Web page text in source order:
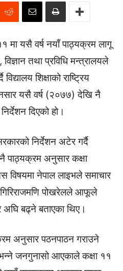
मा यसै वर्ष नयाँ पाठ्यक्रम लागू
विज्ञान तथा प्रविधि मन्त्रालयले
शिक्षाको राष्ट्रिय
यसै वर्ष (२०७७) देखि नै
दिएको हो।
निर्देशन अटेर गर्दै
पाठ्यक्रम अनुसार कक्षा
विषयमा नेपाल लाइभले समाचार
गिरिराजमणि पोखरेलले आफूले
बढ्ने बताएका थिए।
अनुसार पठनपाठन गराउने
भन्ने जनगुनासो आएकाले कक्षा ११